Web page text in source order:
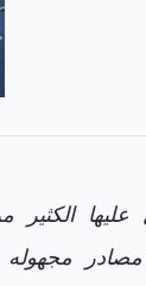
عليها